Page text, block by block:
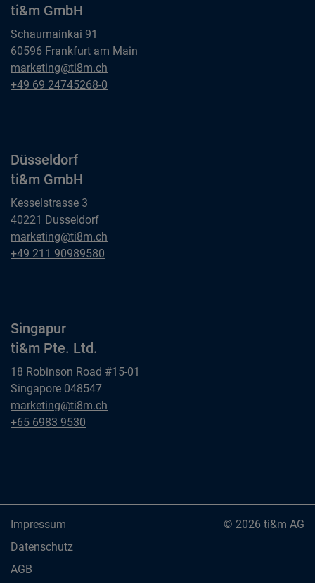
ti&m GmbH
Schaumainkai 91
60596 Frankfurt am Main
Frankfurt am Main
ti&m GmbH
marketing@ti8m.ch
Frankfurt am Main
+49 69 24745268-0
Düsseldorf
ti&m GmbH
Kesselstrasse 3
40221 Dusseldorf
Düsseldorf
ti&m GmbH
marketing@ti8m.ch
Düsseldorf
+49 211 90989580
Singapur
ti&m Pte. Ltd.
18 Robinson Road #15-01
Singapore 048547
Singapur
ti&m Pte. Ltd.
marketing@ti8m.ch
Singapur
+65 6983 9530
Impressum
Datenschutz
AGB
© 2026 ti&m AG